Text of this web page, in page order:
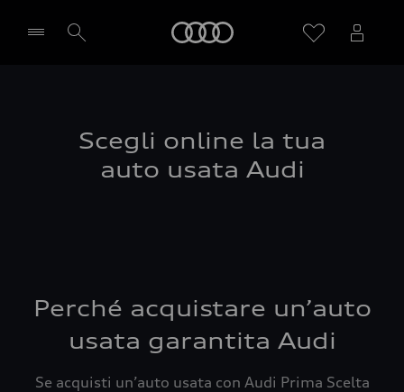
Scegli online la tua
auto usata Audi
Perché acquistare un’auto
usata garantita Audi
Se acquisti un’auto usata con Audi Prima Scelta